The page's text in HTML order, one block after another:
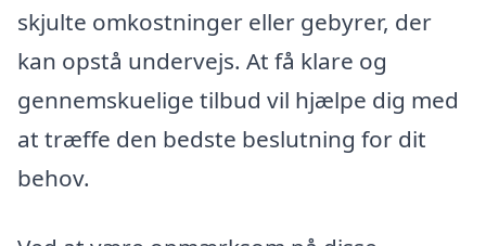
skjulte omkostninger eller gebyrer, der
kan opstå undervejs. At få klare og
gennemskuelige tilbud vil hjælpe dig med
at træffe den bedste beslutning for dit
behov.